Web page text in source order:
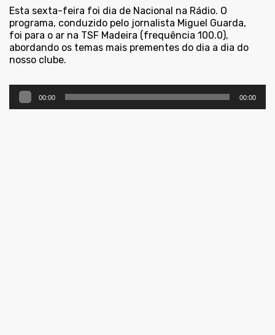
Esta sexta-feira foi dia de Nacional na Rádio. O
programa, conduzido pelo jornalista Miguel Guarda,
foi para o ar na TSF Madeira (frequência 100.0),
abordando os temas mais prementes do dia a dia do
nosso clube.
Reprodutor
de
00:00 00:00